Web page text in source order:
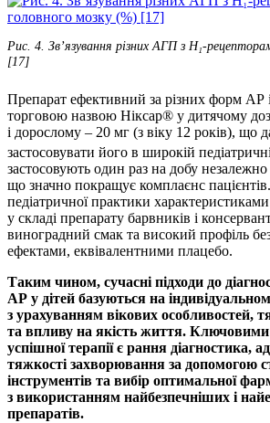
Рис. 4. Зв’язування різних АГП з Н₁-
[17]
Препарат ефективний за різних форм АР
торговою назвою Ніксар® у дитячому
і дорослому – 20 мг (з віку 12 років), що
застосовувати його в широкій
застосовують один раз на добу
що значно покращує комплаєнс
педіатричної практики характеристиками
у складі препарату барвників і
виноградний смак та високий профіль
ефектами, еквівалентними плацебо.
Таким чином, сучасні підходи до
АР у дітей базуються на
з урахуванням вікових особливостей,
та впливу на якість життя.
успішної терапії є рання діагностика,
тяжкості захворювання за допомогою
інструментів та вибір оптимальної
з використанням найбезпечніших і
препаратів.